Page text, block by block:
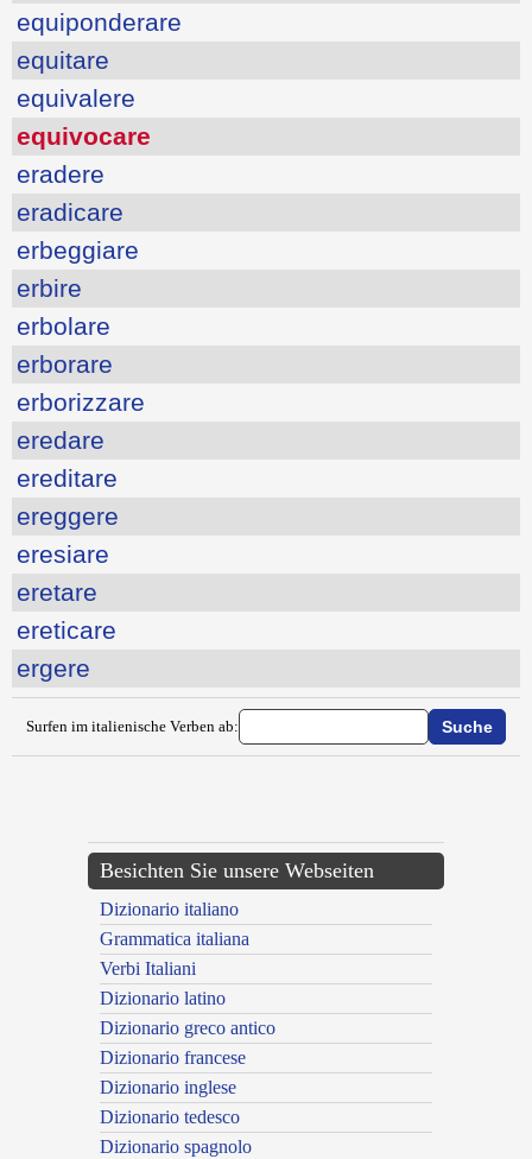
equiponderare
equitare
equivalere
equivocare
eradere
eradicare
erbeggiare
erbire
erbolare
erborare
erborizzare
eredare
ereditare
ereggere
eresiare
eretare
ereticare
ergere
Surfen im italienische Verben ab:
Besichten Sie unsere Webseiten
Dizionario italiano
Grammatica italiana
Verbi Italiani
Dizionario latino
Dizionario greco antico
Dizionario francese
Dizionario inglese
Dizionario tedesco
Dizionario spagnolo